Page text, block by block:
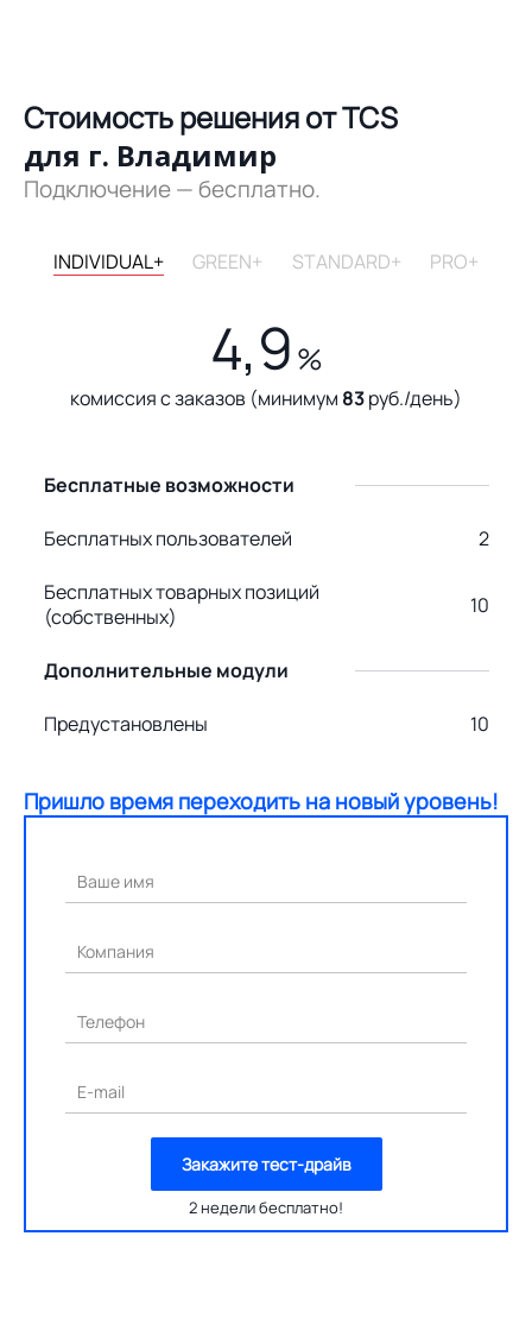
Стоимость решения от TCS
для г. Владимир
Подключение — бесплатно.
INDIVIDUAL+ GREEN+ STANDARD+ PRO+
4,9 %
комиссия с заказов (минимум 83руб./день)
Бесплатные возможности
Бесплатных пользователей 2
Бесплатных товарных позиций
(собственных)
10
Дополнительные модули
Предустановлены 10
Пришло время переходить на новый уровень!
Ваше имя
Компания
Телефон
E-mail
Закажите тест-драйв
2 недели бесплатно!